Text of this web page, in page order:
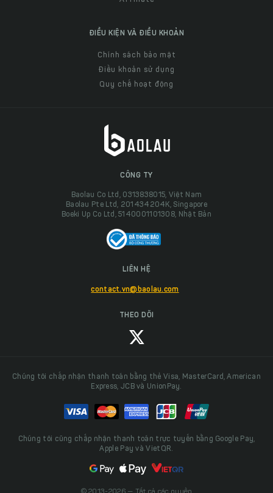
ĐIỀU KIỆN VÀ ĐIỀU KHOẢN
Chính sách bảo mật
Điều khoản sử dụng
Quy chế hoạt động
CÔNG TY
Baolau Co Ltd, 0313838015, Việt Nam
Baolau Pte Ltd, 201434204K, Singapore
Boeki Up Co Ltd, 5140001101308, Nhật Bản
LIÊN HỆ
contact.vn@baolau.com
THEO DÕI
Chúng tôi chấp nhận thanh toán bằng thẻ Visa, MasterCard, American
Express, JCB và UnionPay.
Chúng tôi cũng chấp nhận thanh toán trực tuyến bằng Google Pay,
Apple Pay và VietQR.